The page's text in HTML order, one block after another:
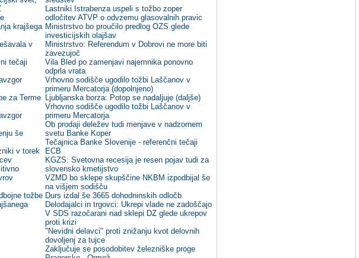
krajšega
v
tečaji
za Terme
še
v torek
tožbe
Lastniki Istrabenza uspeli s tožbo zoper
odločitev ATVP o odvzemu glasovalnih pravic
Ministrstvo bo proučilo predlog OZS glede
investicijskih olajšav
Ministrstvo: Referendum v Dobrovi ne more biti
zavezujoč
Vila Bled po zamenjavi najemnika ponovno
odprla vrata
Vrhovno sodišče ugodilo tožbi Laščanov v
primeru Mercatorja (dopolnjeno)
Ljubljanska borza: Potop se nadaljuje (daljše)
Vrhovno sodišče ugodilo tožbi Laščanov v
primeru Mercatorja
Ob prodaji deležev tudi menjave v nadzornem
svetu Banke Koper
Tečajnica Banke Slovenije - referenčni tečaji
ECB
KGZS: Svetovna recesija je resen pojav tudi za
slovensko kmetijstvo
VZMD bo sklepe skupščine NKBM izpodbijal še
na višjem sodišču
Durs izdal še 3665 dohodninskih odločb
Delodajalci in trgovci: Ukrepi vlade ne zadoščajo
V SDS razočarani nad sklepi DZ glede ukrepov
proti krizi
"Nevidni delavci" proti znižanju kvot delovnih
dovoljenj za tujce
Zaključuje se posodobitev železniške proge